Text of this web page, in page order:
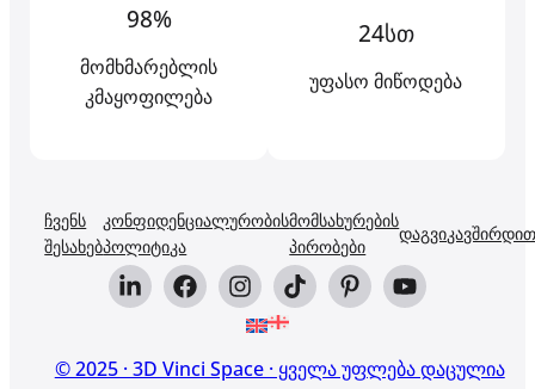
98%
მომხმარებლის
კმაყოფილება
24სთ
უფასო მიწოდება
ჩვენს
შესახებ
კონფიდენციალურობის
პოლიტიკა
მომსახურების
პირობები
© 2025 · 3D Vinci Space · ყველა უფლება დაცულია